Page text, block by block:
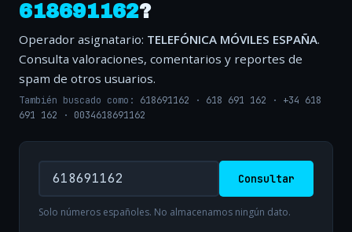
618691162?
Operador asignatario: TELEFÓNICA MÓVILES ESPAÑA.
Consulta valoraciones, comentarios y reportes de
spam de otros usuarios.
También buscado como: 618691162 · 618 691 162 · +34 618
691 162 · 0034618691162
Consultar
Solo números españoles. No almacenamos ningún dato.